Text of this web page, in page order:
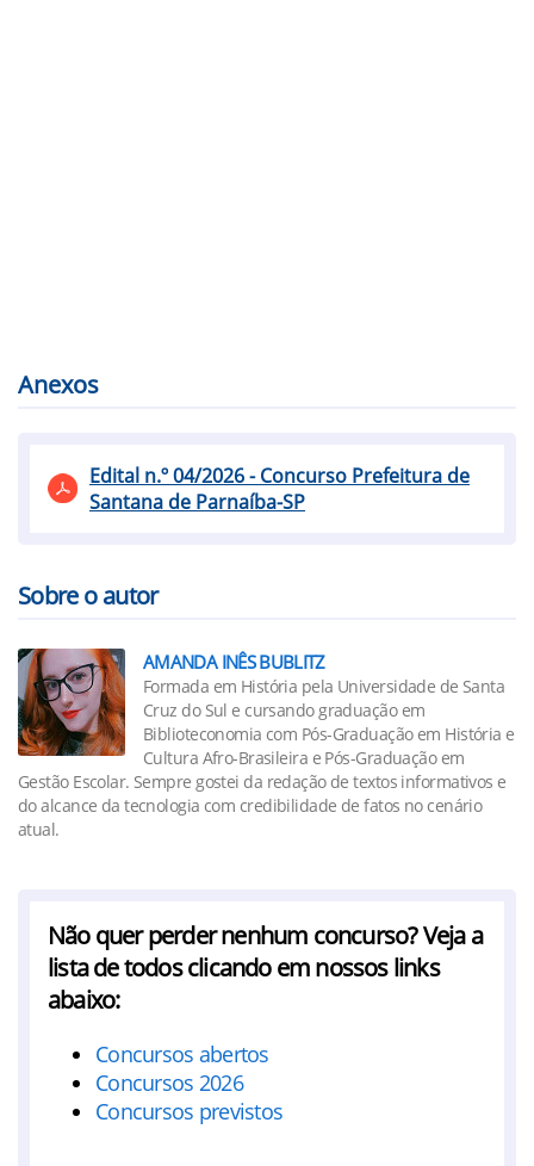
Anexos
Edital n.º 04/2026 - Concurso Prefeitura de
Santana de Parnaíba-SP
Sobre o autor
AMANDA INÊS BUBLITZ
Formada em História pela Universidade de Santa
Cruz do Sul e cursando graduação em
Biblioteconomia com Pós-Graduação em História e
Cultura Afro-Brasileira e Pós-Graduação em
Gestão Escolar. Sempre gostei da redação de textos informativos e
do alcance da tecnologia com credibilidade de fatos no cenário
atual.
Não quer perder nenhum concurso? Veja a
lista de todos clicando em nossos links
abaixo:
Concursos abertos
Concursos 2026
Concursos previstos